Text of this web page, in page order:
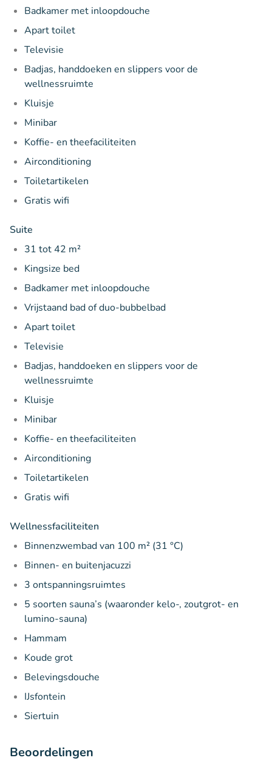
Badkamer met inloopdouche
Apart toilet
Televisie
Badjas, handdoeken en slippers voor de
wellnessruimte
Kluisje
Minibar
Koffie- en theefaciliteiten
Airconditioning
Toiletartikelen
Gratis wifi
Suite
31 tot 42 m²
Kingsize bed
Badkamer met inloopdouche
Vrijstaand bad of duo-bubbelbad
Apart toilet
Televisie
Badjas, handdoeken en slippers voor de
wellnessruimte
Kluisje
Minibar
Koffie- en theefaciliteiten
Airconditioning
Toiletartikelen
Gratis wifi
Wellnessfaciliteiten
Binnenzwembad van 100 m² (31 °C)
Binnen- en buitenjacuzzi
3 ontspanningsruimtes
5 soorten sauna’s (waaronder kelo-, zoutgrot- en
lumino-sauna)
Hammam
Koude grot
Belevingsdouche
IJsfontein
Siertuin
Beoordelingen